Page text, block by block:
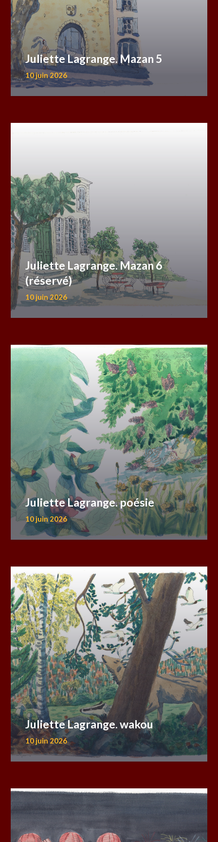
Juliette Lagrange. Mazan 5
10 juin 2026
Juliette Lagrange. Mazan 6
(réservé)
10 juin 2026
Juliette Lagrange. poésie
10 juin 2026
Juliette Lagrange. wakou
10 juin 2026